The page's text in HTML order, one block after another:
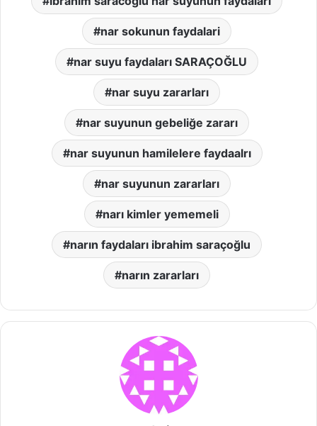
nar sokunun faydalari
nar suyu faydaları SARAÇOĞLU
nar suyu zararları
nar suyunun gebeliğe zararı
nar suyunun hamilelere faydaalrı
nar suyunun zararları
narı kimler yememeli
narın faydaları ibrahim saraçoğlu
narın zararları